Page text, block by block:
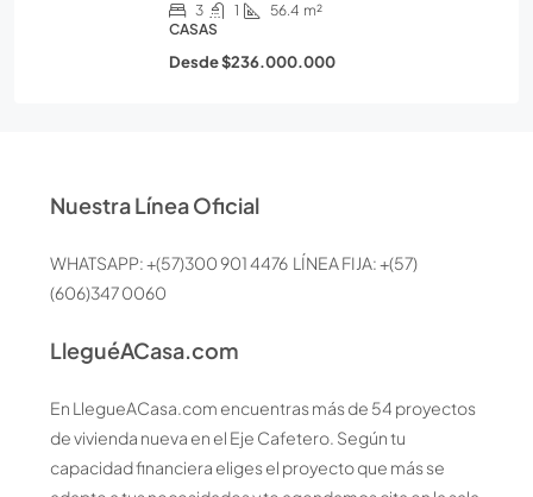
3 1 56.4 m²
CASAS
Desde$236.000.000
Nuestra Línea Oficial
WHATSAPP: +(57)300 901 4476 LÍNEA FIJA: +(57)
(606)347 0060
LleguéACasa.com
En LlegueACasa.com encuentras más de 54 proyectos
de vivienda nueva en el Eje Cafetero. Según tu
capacidad financiera eliges el proyecto que más se